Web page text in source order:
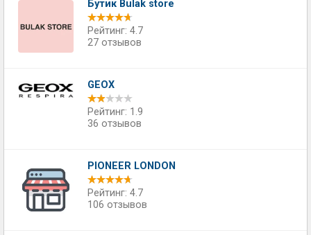
Бутик Bulak store
Рейтинг: 4.7
27 отзывов
GEOX
Рейтинг: 1.9
36 отзывов
PIONEER LONDON
Рейтинг: 4.7
106 отзывов